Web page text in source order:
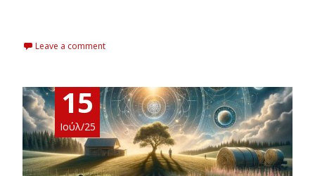
Leave a comment
15
Ιούλ/25